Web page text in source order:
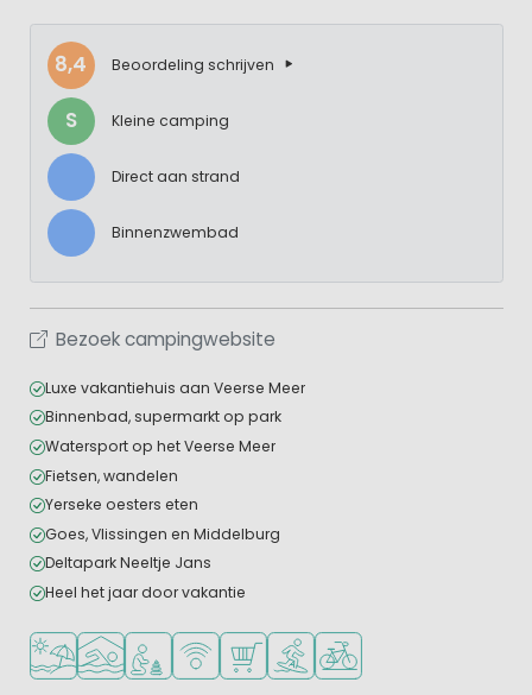
8,4 Beoordeling schrijven
S Kleine camping
Direct aan strand
Binnenzwembad
Bezoek campingwebsite
Luxe vakantiehuis aan Veerse Meer
Binnenbad, supermarkt op park
Watersport op het Veerse Meer
Fietsen, wandelen
Yerseke oesters eten
Goes, Vlissingen en Middelburg
Deltapark Neeltje Jans
Heel het jaar door vakantie
Ligt bij strand en zee
Overdekt zwembad
Aanbevolen voor jonge kinderen
WiFi beschikbaar
Campingwinkel/Supermarkt
Watersportfaciliteiten
Fietsverhuur